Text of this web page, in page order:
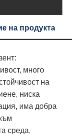
на продукта
много
на
ниска
има добра
среда,